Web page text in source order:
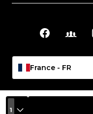
1
Facebook
France - FR